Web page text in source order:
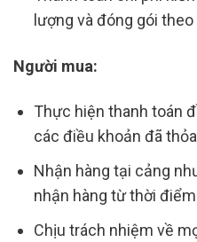
lượng và đóng gói
Người mua:
Thực hiện thanh toán
các điều khoản đã
Nhận hàng tại cảng
nhận hàng từ thời
Chịu trách nhiệm về